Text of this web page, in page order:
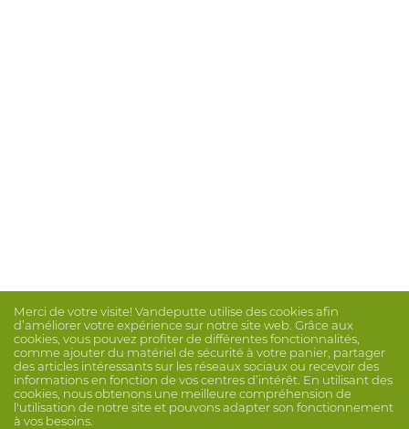
Merci de votre visite! Vandeputte utilise des cookies afin
d’améliorer votre expérience sur notre site web. Grâce aux
cookies, vous pouvez profiter de différentes fonctionnalités,
comme ajouter du matériel de sécurité à votre panier, partager
des articles intéressants sur les réseaux sociaux ou recevoir des
informations en fonction de vos centres d’intérêt. En utilisant des
cookies, nous obtenons une meilleure compréhension de
l'utilisation de notre site et pouvons adapter son fonctionnement
à vos besoins.